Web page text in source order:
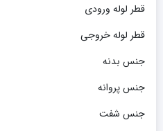
قطر لوله ورودی
قطر لوله خروجی
جنس بدنه
جنس پروانه
جنس شفت